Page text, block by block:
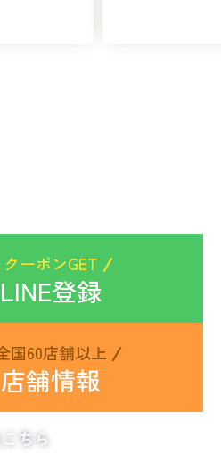
クーポンGET
LINE登録
国60店舗以上
店舗情報
ちら